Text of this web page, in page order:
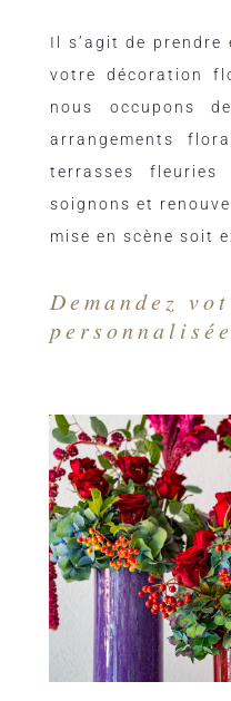
Il s’agit de prendre
votre décoration
nous occupons
arrangements
terrasses fleuries
soignons et
mise en scène soit
Demandez
personnalisée